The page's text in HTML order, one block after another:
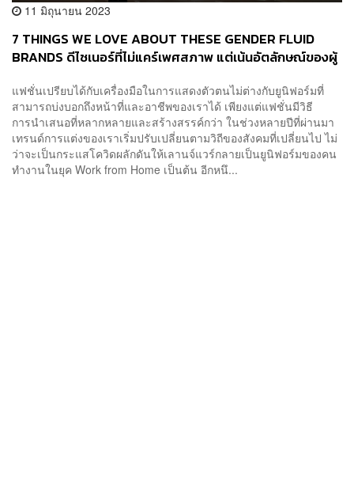
11 มิถุนายน 2023
7 THINGS WE LOVE ABOUT THESE GENDER FLUID
BRANDS ดีไซเนอร์ที่ไม่แคร์เพศสภาพ แต่เน้นอัตลักษณ์ของผู้
แฟชั่นเปรียบได้กับเครื่องมือในการแสดงตัวตนไม่ต่างกับยูนิฟอร์มที่
สามารถบ่งบอกถึงหน้าที่และอาชีพของเราได้ เพียงแต่แฟชั่นมีวิธี
การนำเสนอที่หลากหลายและสร้างสรรค์กว่า ในช่วงหลายปีที่ผ่านมา
เทรนด์การแต่งของเราเริ่มปรับเปลี่ยนตามวิถีของสังคมที่เปลี่ยนไป ไม่
ว่าจะเป็นกระแสโควิดผลักดันให้เลานจ์แวร์กลายเป็นยูนิฟอร์มของคน
ทำงานในยุค Work from Home เป็นต้น อีกหนึ...